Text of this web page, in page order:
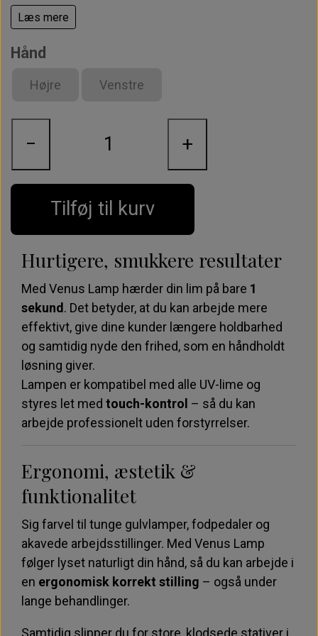
arbejde med en trådløs, håndholdt UV-lampe. Hos
Lash Magic er vi stolte af at præsentere Venus Lamp
– et teknologisk gennembrud, skabt til at gøre dit
nogensinde før.
Med en vægt på blot 13 gram– lettere end en
læbestift eller en teskefuld sukker – mærkes den
næsten ikke i hånden. Det elegante, kompakte
design med clip-on funktion gør, at lampen altid er
inden for rækkevidde, uden at forstyrre dit arbejde.
Læs mere
Hånd
Højre Venstre
− +
Tilføj til kurv
Hurtigere, smukkere resultater
Med Venus Lamp hærder din lim på bare 1
sekund. Det betyder, at du kan arbejde mere
effektivt, give dine kunder længere holdbarhed
og samtidig nyde den frihed, som en håndholdt
løsning giver.
Lampen er kompatibel med alle UV-lime og
styres let med touch-kontrol – så du kan
arbejde professionelt uden forstyrrelser.
Ergonomi, æstetik &
funktionalitet
Sig farvel til tunge gulvlamper, fodpedaler og
akavede arbejdsstillinger. Med Venus Lamp
følger lyset naturligt din hånd, så du kan arbejde i
en ergonomisk korrekt stilling – også under
lange behandlinger.
Samtidig slipper du for store, klodsede stativer i